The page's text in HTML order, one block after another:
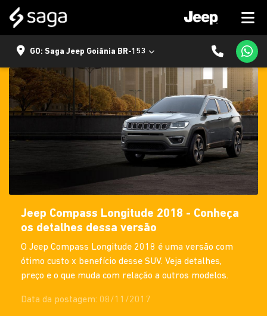
GO: Saga Jeep Goiânia BR-153
Jeep Compass Longitude 2018 - Conheça
os detalhes dessa versão
O Jeep Compass Longitude 2018 é uma versão com
ótimo custo x benefício desse SUV. Veja detalhes,
preço e o que muda com relação a outros modelos.
Data da postagem: 08/11/2017